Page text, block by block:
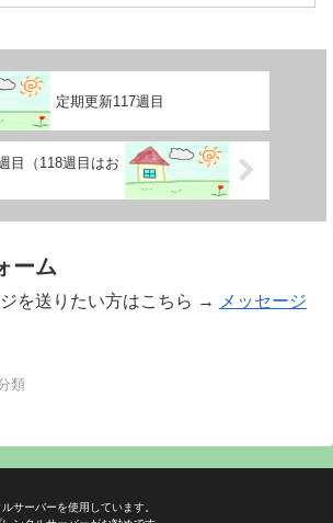
定期更新117週目
目（118週目はお
ーム
を送りたい方はこちら →
メッセージ
類
サーバーを使用しています。